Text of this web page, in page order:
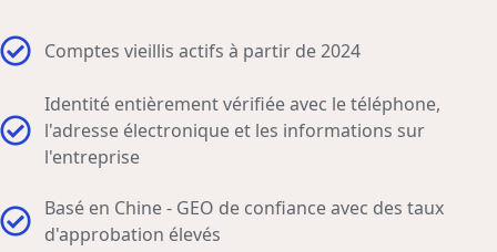
Comptes vieillis actifs à partir de 2024
Identité entièrement vérifiée avec le téléphone,
l'adresse électronique et les informations sur
l'entreprise
Basé en Chine - GEO de confiance avec des taux
d'approbation élevés